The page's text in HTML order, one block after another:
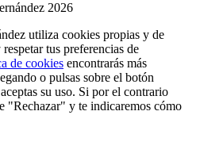
2026
utiliza cookies propias y de
tus preferencias de
de cookies encontrarás más
o pulsas sobre el botón
su uso. Si por el contrario
"Rechazar" y te indicaremos cómo